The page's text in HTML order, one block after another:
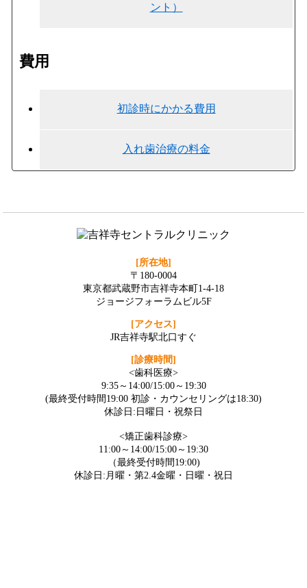
ント）
費用
初診時にかかる費用
入れ歯治療の料金
[所在地]
〒180-0004
東京都武蔵野市吉祥寺本町1-4-18
ジョージフォーラムビル5F
[アクセス]
JR吉祥寺駅北口すぐ
[診療時間]
<歯科医療>
9:35～14:00/15:00～19:30
(最終受付時間19:00 初診・カウンセリングは18:30)
休診日:日曜日・祝祭日
<矯正歯科診療>
11:00～14:00/15:00～19:30
（最終受付時間19:00)
休診日:月曜・第2.4金曜・日曜・祝日